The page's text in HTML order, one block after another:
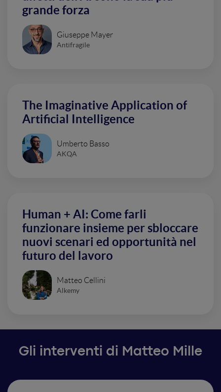
grande forza
Giuseppe Mayer
Antifragile
The Imaginative Application of
Artificial Intelligence
Umberto Basso
AKQA
Human + AI: Come farli
funzionare insieme per sbloccare
nuovi scenari ed opportunità nel
futuro del lavoro
Matteo Cellini
Alkemy
Gli interventi di Matteo Mille